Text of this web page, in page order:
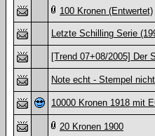
100 Kronen (Entwertet)
Letzte Schilling Serie
[Trend 07+08/2005] Der
Note echt - Stempel
10000 Kronen 1918 mit
20 Kronen 1900